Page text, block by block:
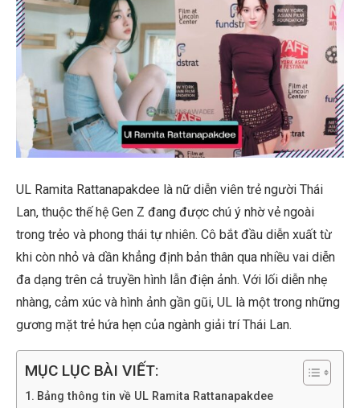
UL Ramita Rattanapakdee là nữ diễn viên trẻ người Thái
Lan, thuộc thế hệ Gen Z đang được chú ý nhờ vẻ ngoài
trong trẻo và phong thái tự nhiên. Cô bắt đầu diễn xuất từ
khi còn nhỏ và dần khẳng định bản thân qua nhiều vai diễn
đa dạng trên cả truyền hình lẫn điện ảnh. Với lối diễn nhẹ
nhàng, cảm xúc và hình ảnh gần gũi, UL là một trong những
gương mặt trẻ hứa hẹn của ngành giải trí Thái Lan.
MỤC LỤC BÀI VIẾT:
Bảng thông tin về UL Ramita Rattanapakdee